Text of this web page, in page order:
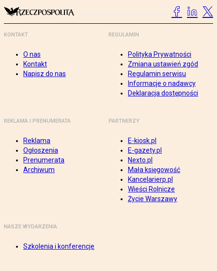
KONTAKT
O nas
Kontakt
Napisz do nas
REGULAMIN
Polityka Prywatności
Zmiana ustawień zgód
Regulamin serwisu
Informacje o nadawcy
Deklaracja dostępności
REKLAMA I PRENUMERATA
Reklama
Ogłoszenia
Prenumerata
Archiwum
PARTNERZY
E-kiosk.pl
E-gazety.pl
Nexto.pl
Mała księgowość
Kancelarierp.pl
Wieści Rolnicze
Życie Warszawy
NASZE WYDARZENIA
Szkolenia i konferencje